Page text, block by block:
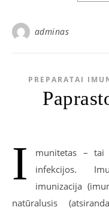
adminas
PREPARATAI
I
munitetas – tai
infekcijos.
imunizacija
natūralusis